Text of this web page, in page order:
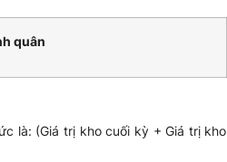
quân
là: (Giá trị kho cuối kỳ + Giá trị kho